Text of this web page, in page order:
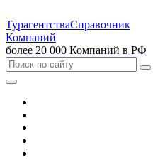
ТурагентстваСправочник
Компаний
более 20 000 Компаний в РФ